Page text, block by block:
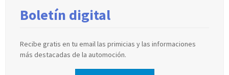
Boletín digital
Recibe gratis en tu email las primicias y las informaciones
más destacadas de la automoción.